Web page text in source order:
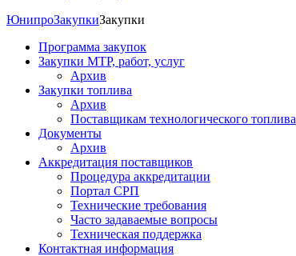
ЮнипроЗакупкиЗакупки
Программа закупок
Закупки МТР, работ, услуг
Архив
Закупки топлива
Архив
Поставщикам технологического топлива
Документы
Архив
Аккредитация поставщиков
Процедура аккредитации
Портал СРП
Технические требования
Часто задаваемые вопросы
Техническая поддержка
Контактная информация